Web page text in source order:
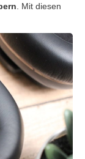
. Mit diesen